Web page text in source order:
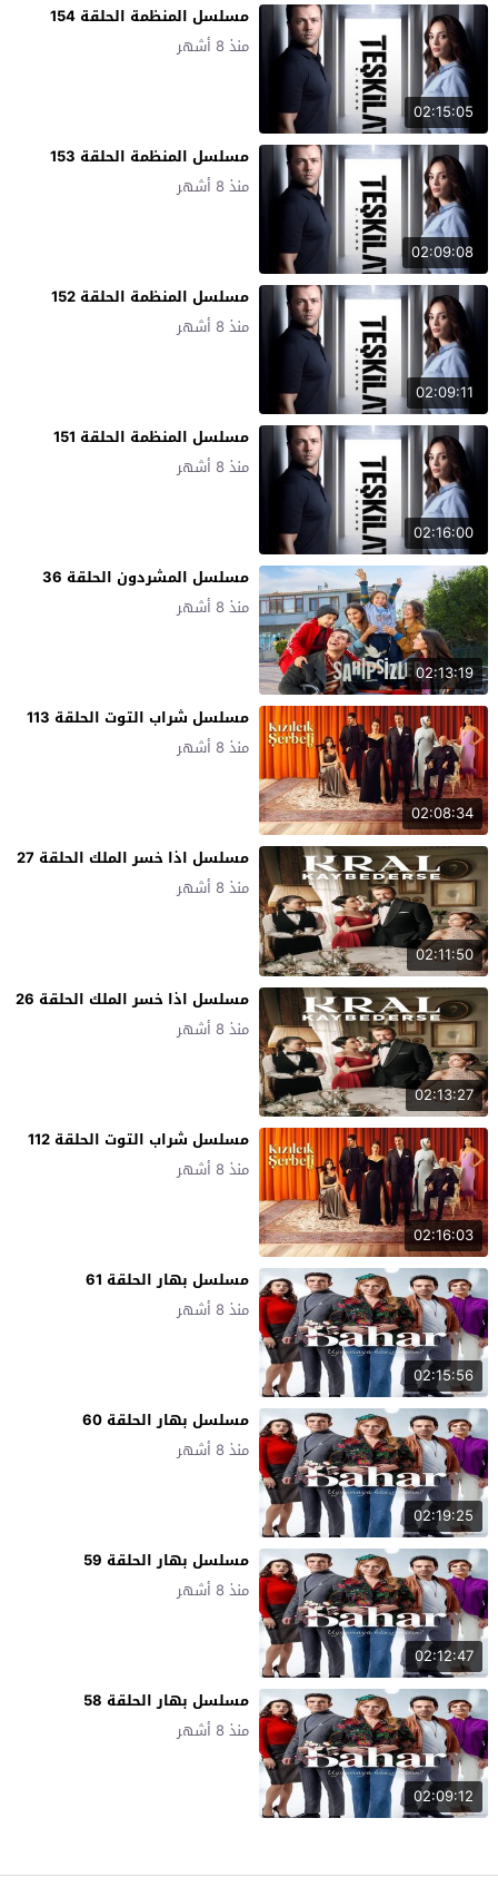
02:15:05
مسلسل المنظمة الحلقة 154
منذ 8 أشهر
02:09:08
مسلسل المنظمة الحلقة 153
منذ 8 أشهر
02:09:11
مسلسل المنظمة الحلقة 152
منذ 8 أشهر
02:16:00
مسلسل المنظمة الحلقة 151
منذ 8 أشهر
02:13:19
مسلسل المشردون الحلقة 36
منذ 8 أشهر
02:08:34
مسلسل شراب التوت الحلقة 113
منذ 8 أشهر
02:11:50
مسلسل اذا خسر الملك الحلقة 27
منذ 8 أشهر
02:13:27
مسلسل اذا خسر الملك الحلقة 26
منذ 8 أشهر
02:16:03
مسلسل شراب التوت الحلقة 112
منذ 8 أشهر
02:15:56
مسلسل بهار الحلقة 61
منذ 8 أشهر
02:19:25
مسلسل بهار الحلقة 60
منذ 8 أشهر
02:12:47
مسلسل بهار الحلقة 59
منذ 8 أشهر
02:09:12
مسلسل بهار الحلقة 58
منذ 8 أشهر